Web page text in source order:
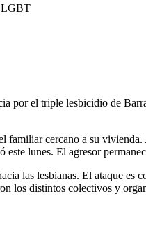
el triple lesbicidio de
cercano a su
este lunes. El agresor
las lesbianas. El ataque es
los distintos colectivos y